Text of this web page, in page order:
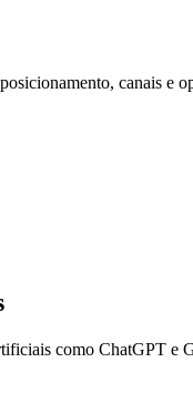
canais e
como ChatGPT e